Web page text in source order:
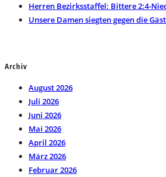
Herren Bezirksstaffel: Bittere 2:4-
Unsere Damen siegten gegen die
Archiv
August 2026
Juli 2026
Juni 2026
Mai 2026
April 2026
März 2026
Februar 2026